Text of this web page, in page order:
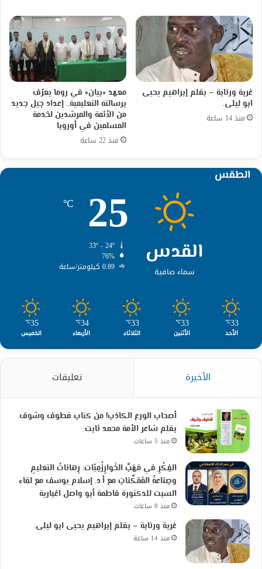
غربة ورتابة – بقلم إبراهيم يحيى
ابو ليلى.
منذ 14 ساعة
معهد «بيان» في روما يعرّف
برسالته التعليمية.. إعداد جيل جديد
من الأئمة والمرشدين لخدمة
المسلمين في أوروبا
منذ 22 ساعة
الطقس
القدس
سماء صافية
25
℃
76%
0.89 كيلومتر/ساعة
33
℃
الأحد
33
℃
الأثنين
33
℃
الثلاثاء
34
℃
الأربعاء
35
℃
الخميس
الأخيرة تعليقات
أصحاب الورع الكاذب! من كتاب قطوف وشوف
بقلم شاعر الأمة محمد ثابت
منذ 5 ساعات
الفِكْرِ في مَهَبِّ الخَوارِزْمِيّات: رِهاناتُ التعليمِ
وصِناعةُ المُمَكِّناتِ مع أ.د. إسلام يوسف مع لقاء
السبت للدكتورة فاطمة أبو واصل اغبارية
منذ 8 ساعات
غربة ورتابة – بقلم إبراهيم يحيى ابو ليلى.
منذ 14 ساعة